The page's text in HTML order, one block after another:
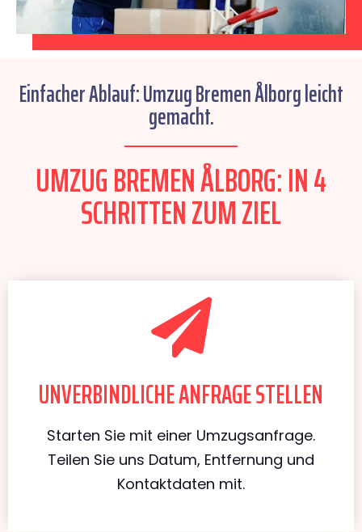
Einfacher Ablauf: Umzug Bremen Ålborg leicht
gemacht.
UMZUG BREMEN ÅLBORG: IN 4
SCHRITTEN ZUM ZIEL
UNVERBINDLICHE ANFRAGE STELLEN
Starten Sie mit einer Umzugsanfrage.
Teilen Sie uns Datum, Entfernung und
Kontaktdaten mit.